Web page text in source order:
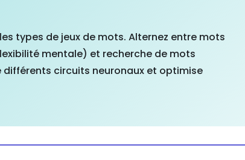
types de jeux de mots. Alternez entre mots
mentale) et recherche de mots
circuits neuronaux et optimise